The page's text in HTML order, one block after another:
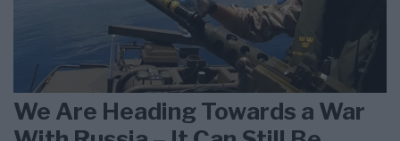
We Are Heading Towards a War